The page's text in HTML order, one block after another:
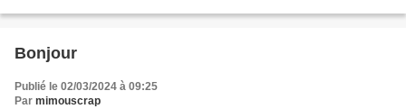
Bonjour
Publié le 02/03/2024 à 09:25
Par mimouscrap